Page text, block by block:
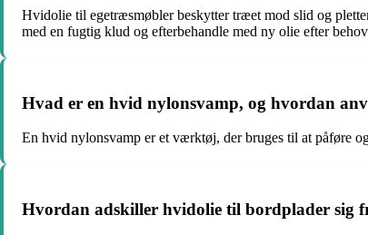
Hvidolie til egetræsmøbler beskytter træet mod slid og
med en fugtig klud og efterbehandle med ny olie efter
Hvad er en hvid nylonsvamp, og hvordan
En hvid nylonsvamp er et værktøj, der bruges til at påføre
Hvordan adskiller hvidolie til bordplader sig